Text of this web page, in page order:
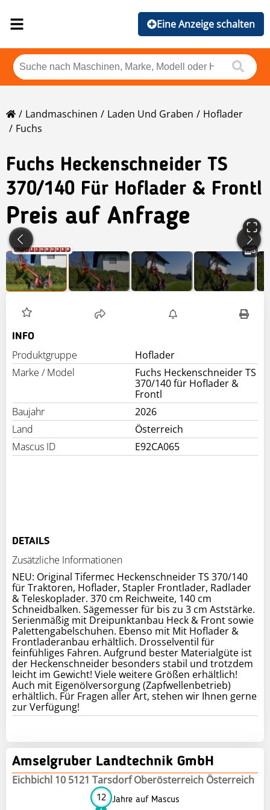
Eine Anzeige schalten
Landmaschinen Laden Und Graben
Hoflader
Fuchs
Fuchs Heckenschneider TS
370/140 Für Hoflader & Frontl
Preis auf Anfrage
8
INFO
Produktgruppe
Hoflader
Marke / Model
Fuchs Heckenschneider TS
370/140 für Hoflader &
Frontl
Baujahr
2026
Land
Österreich
Mascus ID
E92CA065
DETAILS
Zusätzliche Informationen
NEU: Original Tifermec Heckenschneider TS 370/140
für Traktoren, Hoflader, Stapler Frontlader, Radlader
& Teleskoplader. 370 cm Reichweite, 140 cm
Schneidbalken. Sägemesser für bis zu 3 cm Aststärke.
Serienmäßig mit Dreipunktanbau Heck & Front sowie
Palettengabelschuhen. Ebenso mit Mit Hoflader &
Frontladeranbau erhältlich. Drosselventil für
feinfühliges Fahren. Aufgrund bester Materialgüte ist
der Heckenschneider besonders stabil und trotzdem
leicht im Gewicht! Viele weitere Größen erhältlich!
Auch mit Eigenölversorgung (Zapfwellenbetrieb)
erhältlich. Für Fragen aller Art, stehen wir Ihnen gerne
zur Verfügung!
Amselgruber Landtechnik GmbH
Eichbichl 10 5121 Tarsdorf Oberösterreich Österreich
12 Jahre auf Mascus